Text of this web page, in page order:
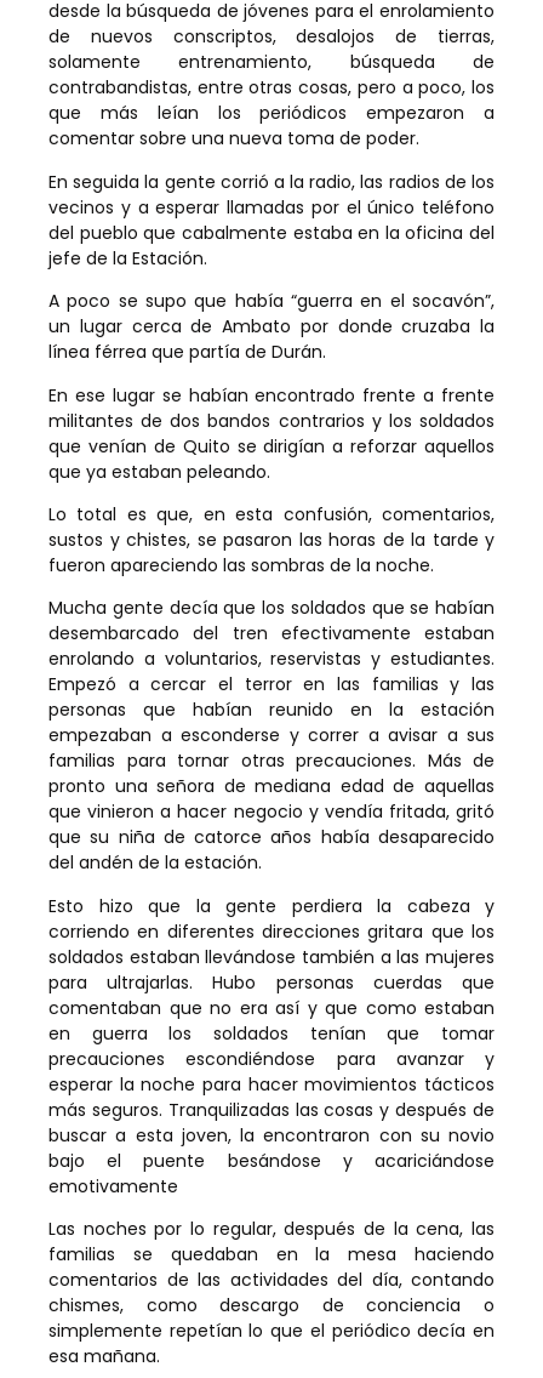
desde la búsqueda de jóvenes para el enrolamiento
de nuevos conscriptos, desalojos de tierras,
solamente entrenamiento, búsqueda de
contrabandistas, entre otras cosas, pero a poco, los
que más leían los periódicos empezaron a
comentar sobre una nueva toma de poder.
En seguida la gente corrió a la radio, las radios de los
vecinos y a esperar llamadas por el único teléfono
del pueblo que cabalmente estaba en la oficina del
jefe de la Estación.
A poco se supo que había “guerra en el socavón”,
un lugar cerca de Ambato por donde cruzaba la
línea férrea que partía de Durán.
En ese lugar se habían encontrado frente a frente
militantes de dos bandos contrarios y los soldados
que venían de Quito se dirigían a reforzar aquellos
que ya estaban peleando.
Lo total es que, en esta confusión, comentarios,
sustos y chistes, se pasaron las horas de la tarde y
fueron apareciendo las sombras de la noche.
Mucha gente decía que los soldados que se habían
desembarcado del tren efectivamente estaban
enrolando a voluntarios, reservistas y estudiantes.
Empezó a cercar el terror en las familias y las
personas que habían reunido en la estación
empezaban a esconderse y correr a avisar a sus
familias para tornar otras precauciones. Más de
pronto una señora de mediana edad de aquellas
que vinieron a hacer negocio y vendía fritada, gritó
que su niña de catorce años había desaparecido
del andén de la estación.
Esto hizo que la gente perdiera la cabeza y
corriendo en diferentes direcciones gritara que los
soldados estaban llevándose también a las mujeres
para ultrajarlas. Hubo personas cuerdas que
comentaban que no era así y que como estaban
en guerra los soldados tenían que tomar
precauciones escondiéndose para avanzar y
esperar la noche para hacer movimientos tácticos
más seguros. Tranquilizadas las cosas y después de
buscar a esta joven, la encontraron con su novio
bajo el puente besándose y acariciándose
emotivamente
Las noches por lo regular, después de la cena, las
familias se quedaban en la mesa haciendo
comentarios de las actividades del día, contando
chismes, como descargo de conciencia o
simplemente repetían lo que el periódico decía en
esa mañana.